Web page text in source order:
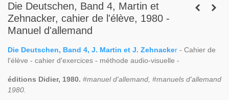
Die Deutschen, Band 4, Martin et
Zehnacker, cahier de l'élève, 1980 -
Manuel d'allemand
Die Deutschen, Band 4, J. Martin et J. Zehnacker - Cahier de
l'élève - cahier d'exercices - méthode audio-visuelle -
éditions Didier, 1980. #manuel d'allemand, #manuels d'allemand
1980.